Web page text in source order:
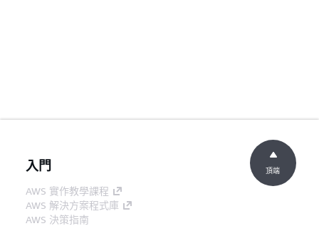
入門
AWS 實作教學課程
AWS 解決方案程式庫
AWS 決策指南
頂端